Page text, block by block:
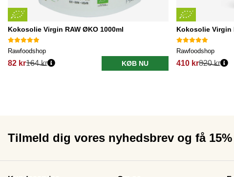
Kokosolie Virgin RAW ØKO 1000ml
Rawfoodshop
82 kr164 kr KØB NU
Kokosolie Virgin
Rawfoodshop
410 kr820 kr
Tilmeld dig vores nyhedsbrev og få 15%